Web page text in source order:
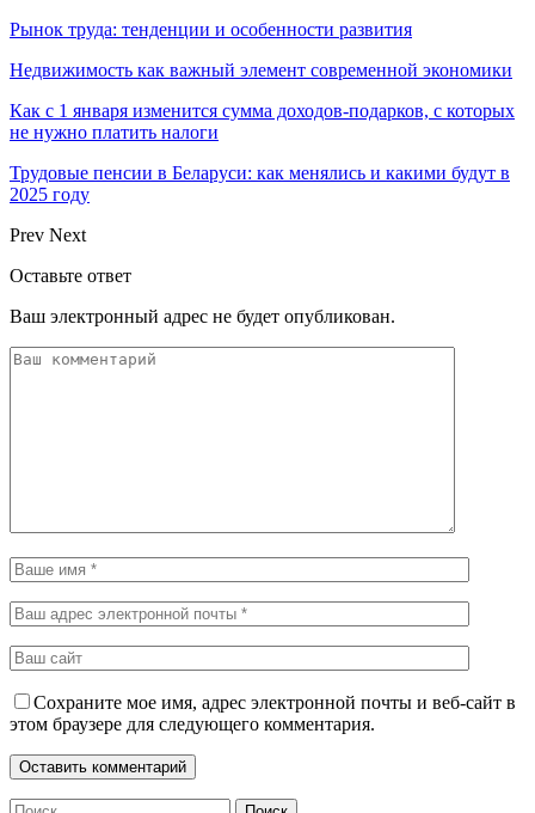
Рынок труда: тенденции и особенности развития
Недвижимость как важный элемент современной экономики
Как с 1 января изменится сумма доходов-подарков, с которых
не нужно платить налоги
Трудовые пенсии в Беларуси: как менялись и какими будут в
2025 году
Prev Next
Оставьте ответ
Ваш электронный адрес не будет опубликован.
Сохраните мое имя, адрес электронной почты и веб-сайт в
этом браузере для следующего комментария.